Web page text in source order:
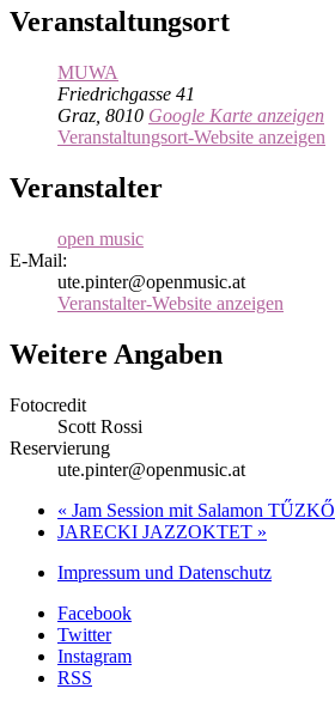
Veranstaltungsort
MUWA
Friedrichgasse 41
Graz 8010 Google Karte anzeigen
Veranstaltungsort-Website anzeigen
Veranstalter
open music
E-Mail:
ute.pinter@openmusic.at
Veranstalter-Website anzeigen
Weitere Angaben
Fotocredit
Scott Rossi
Reservierung
ute.pinter@openmusic.at
« Jam Session mit Salamon TŰZKŐ
JARECKI JAZZOKTET »
Impressum und Datenschutz
Facebook
Twitter
Instagram
RSS